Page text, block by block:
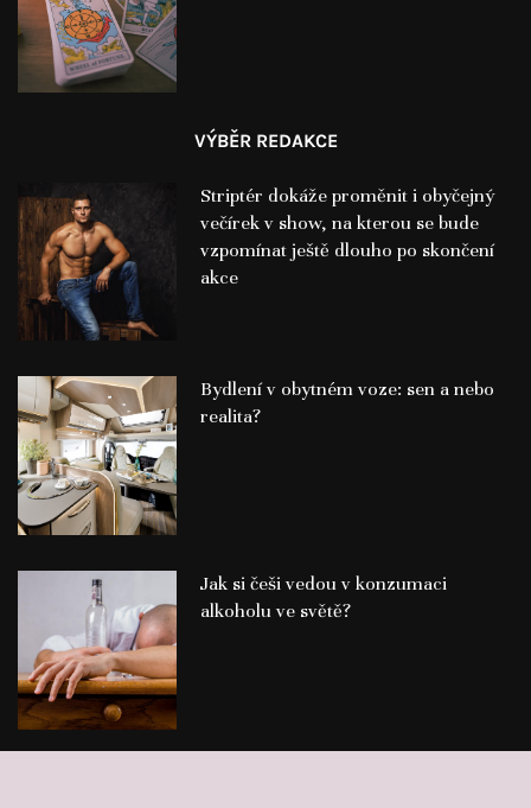
VÝBĚR REDAKCE
Striptér dokáže proměnit i obyčejný
večírek v show, na kterou se bude
vzpomínat ještě dlouho po skončení
akce
Bydlení v obytném voze: sen a nebo
realita?
Jak si češi vedou v konzumaci
alkoholu ve světě?